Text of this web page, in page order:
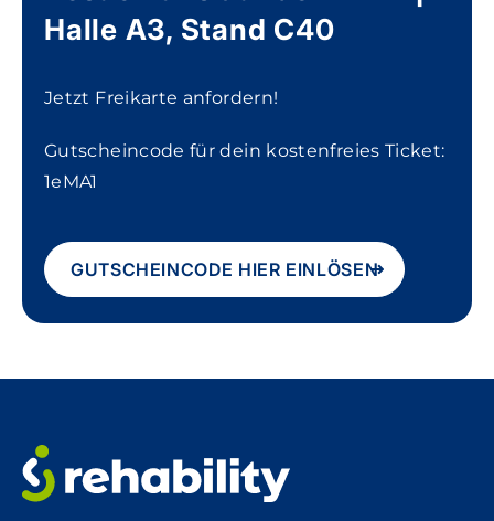
Halle A3, Stand C40
Jetzt Freikarte anfordern!
Gutscheincode für dein kostenfreies Ticket:
1eMA1
GUTSCHEINCODE HIER EINLÖSEN